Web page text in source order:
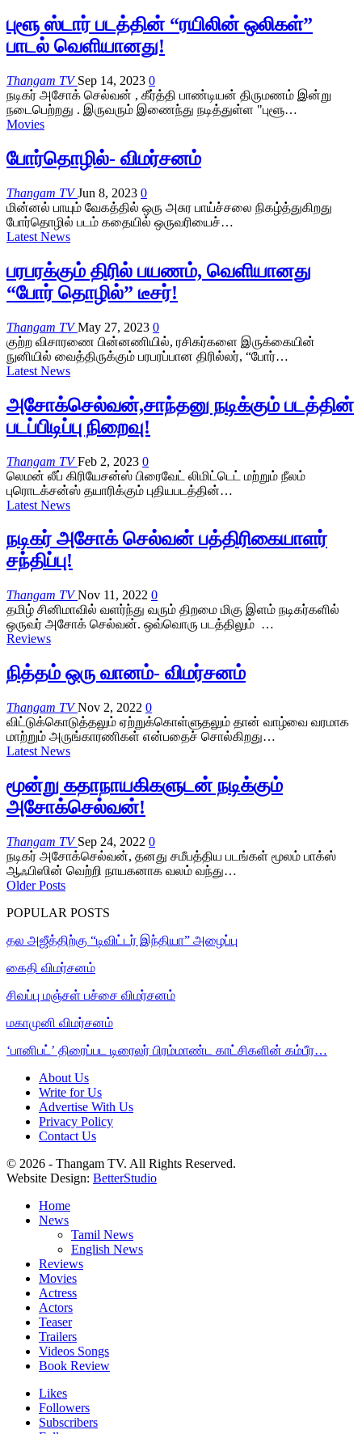
புளூ ஸ்டார் படத்தின் “ரயிலின் ஒலிகள்”
பாடல் வெளியானது!
Thangam TVSep 14, 2023 0
நடிகர் அசோக் செல்வன் , கீர்த்தி பாண்டியன் திருமணம் இன்று
நடைபெற்றது . இருவரும் இணைந்து நடித்துள்ள "புளூ…
Movies
போர்தொழில்- விமர்சனம்
Thangam TVJun 8, 2023 0
மின்னல் பாயும் வேகத்தில் ஒரு அசுர பாய்ச்சலை நிகழ்த்துகிறது
போர்தொழில் படம் கதையில் ஒருவரியைச்…
Latest News
பரபரக்கும் திரில் பயணம், வெளியானது
“போர் தொழில்” டீசர்!
Thangam TVMay 27, 2023 0
குற்ற விசாரணை பின்னணியில், ரசிகர்களை இருக்கையின்
நுனியில் வைத்திருக்கும் பரபரப்பான திரில்லர், “போர்…
Latest News
அசோக்செல்வன்,சாந்தனு நடிக்கும் படத்தின்
படப்பிடிப்பு நிறைவு!
Thangam TVFeb 2, 2023 0
லெமன் லீப் கிரியேசன்ஸ் பிரைவேட் லிமிட்டெட் மற்றும் நீலம்
புரொடக்சன்ஸ் தயாரிக்கும் புதியபடத்தின்…
Latest News
நடிகர் அசோக் செல்வன் பத்திரிகையாளர்
சந்திப்பு!
Thangam TVNov 11, 2022 0
தமிழ் சினிமாவில் வளர்ந்து வரும் திறமை மிகு இளம் நடிகர்களில்
ஒருவர் அசோக் செல்வன். ஒவ்வொரு படத்திலும் …
Reviews
நித்தம் ஒரு வானம்- விமர்சனம்
Thangam TVNov 2, 2022 0
விட்டுக்கொடுத்தலும் ஏற்றுக்கொள்ளுதலும் தான் வாழ்வை வரமாக
மாற்றும் அருங்காரணிகள் என்பதைச் சொல்கிறது…
Latest News
மூன்று கதாநாயகிகளுடன் நடிக்கும்
அசோக்செல்வன்!
Thangam TVSep 24, 2022 0
நடிகர் அசோக்செல்வன், தனது சமீபத்திய படங்கள் மூலம் பாக்ஸ்
ஆஃபிஸின் வெற்றி நாயகனாக வலம் வந்து…
Older Posts
POPULAR POSTS
தல அஜீத்திற்கு “டிவிட்டர் இந்தியா” அழைப்பு
கைதி விமர்சனம்
சிவப்பு மஞ்சள் பச்சை விமர்சனம்
மகாமுனி விமர்சனம்
‘பானிபட்’ திரைப்பட டிரைலர் பிரம்மாண்ட காட்சிகளின் கம்பீர…
About Us
Write for Us
Advertise With Us
Privacy Policy
Contact Us
© 2026 - Thangam TV. All Rights Reserved.
Website Design: BetterStudio
Home
News
Tamil News
English News
Reviews
Movies
Actress
Actors
Teaser
Trailers
Videos Songs
Book Review
Likes
Followers
Subscribers